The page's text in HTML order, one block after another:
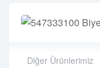
Diğer Ürünlerimiz